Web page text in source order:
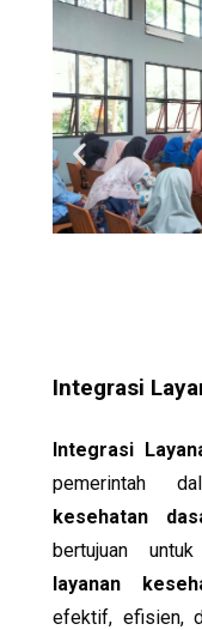
Integrasi
Integrasi
pemerintah
kesehatan
bertujuan
layanan
efektif, efisien,